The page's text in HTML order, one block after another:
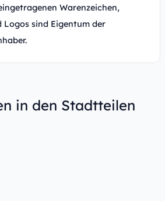
Warenzeichen,
Logos sind Eigentum der
in den Stadtteilen